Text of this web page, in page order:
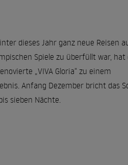
dieses Jahr ganz neue Reisen
Spiele zu überfüllt war, hat
„VIVA Gloria“ zu einem
Anfang Dezember bricht das
sieben Nächte.